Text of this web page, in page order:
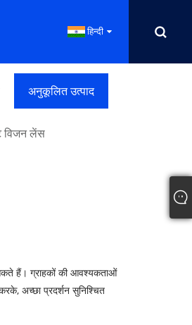
हिन्दी
अनुकूलित उत्पाद
विजन लेंस
हैं। ग्राहकों की आवश्यकताओं
अच्छा प्रदर्शन सुनिश्चित